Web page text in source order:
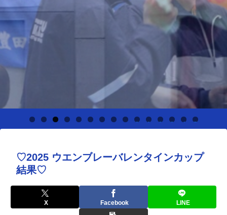
0 1 2 3 4 5
♡2025 ウエンブレーバレンタインカップ
結果♡
X Facebook LINE